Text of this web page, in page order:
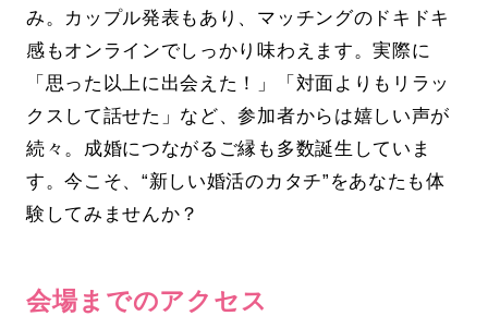
み。カップル発表もあり、マッチングのドキドキ
感もオンラインでしっかり味わえます。実際に
「思った以上に出会えた！」「対面よりもリラッ
クスして話せた」など、参加者からは嬉しい声が
続々。成婚につながるご縁も多数誕生していま
す。今こそ、“新しい婚活のカタチ”をあなたも体
験してみませんか？
会場までのアクセス